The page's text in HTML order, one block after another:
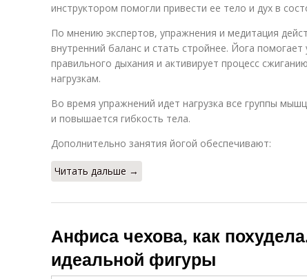
инструктором помогли привести ее тело и дух в
По мнению экспертов, упражнения и медитация
внутренний баланс и стать стройнее. Йога
правильного дыхания и активирует процесс
нагрузкам.
Во время упражнений идет нагрузка все группы
и повышается гибкость тела.
Дополнительно занятия йогой обеспечивают:
Читать дальше →
Анфиса чехова, как
идеальной фигуры